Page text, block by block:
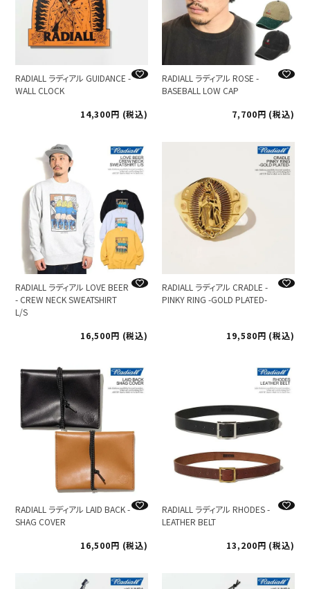
RADIALL ラディアル GUIDANCE -
WALL CLOCK
14,300
税込
RADIALL ラディアル ROSE -
BASEBALL LOW CAP
7,700
税込
RADIALL ラディアル LOVE BEER
- CREW NECK SWEATSHIRT
L/S
16,500
税込
RADIALL ラディアル CRADLE -
PINKY RING -GOLD PLATED-
19,580 税込
RADIALL ラディアル LAID BACK -
SHAG COVER
16,500
税込
RADIALL ラディアル RHODES -
LEATHER BELT
13,200
税込